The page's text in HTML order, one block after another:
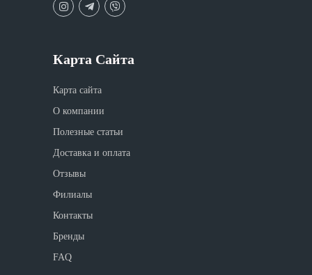
Карта Сайта
Карта сайта
О компании
Полезные статьи
Доставка и оплата
Отзывы
Филиалы
Контакты
Бренды
FAQ